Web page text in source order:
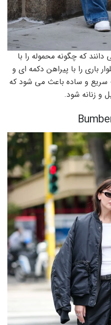
که چگونه محموله را با
باری را با پیراهن دکمه ای و
و ساده باعث می شود که
و زنانه شود.